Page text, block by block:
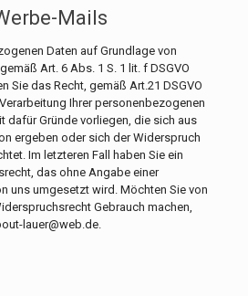
Mails
Daten auf Grundlage von
Art. 6 Abs. 1 S. 1 lit. f DSGVO
Sie das Recht, gemäß Art.21 DSGVO
Ihrer personenbezogenen
dafür Gründe vorliegen, die sich aus
ergeben oder sich der Widerspruch
Im letzteren Fall haben Sie ein
das ohne Angabe einer
uns umgesetzt wird. Möchten Sie von
Gebrauch machen,
lauer@web.de.